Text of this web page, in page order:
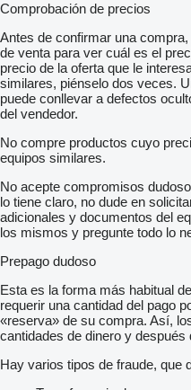
Comprobación de precios
Antes de confirmar una
de venta para ver cuál es el
precio de la oferta que le
similares, piénselo dos veces.
puede conllevar a defectos
del vendedor.
No compre productos cuyo
equipos similares.
No acepte compromisos
lo tiene claro, no dude en
adicionales y documentos del
los mismos y pregunte todo lo
Prepago dudoso
Esta es la forma más habitual
requerir una cantidad del pago
«reserva» de su compra. Así,
cantidades de dinero y después
Hay varios tipos de fraude, que